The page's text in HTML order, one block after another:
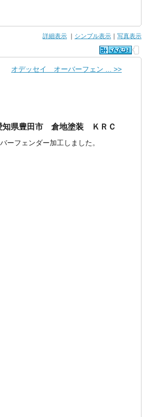
詳細表示 シンプル表示 写真表示
オデッセイ オーバーフェン ... >>
県豊田市 倉地塗装 ＫＲＣ
ーフェンダー加工しました。